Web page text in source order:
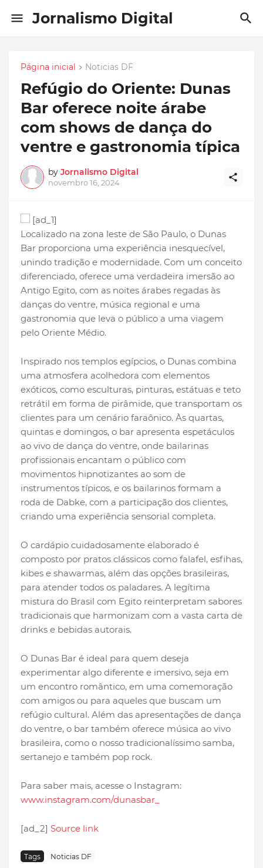
Jornalismo Digital
Página inicial Noticias DF
Refúgio do Oriente: Dunas
Bar oferece noite árabe
com shows de dança do
ventre e gastronomia típica
by Jornalismo Digital
novembro 16, 2024
[ad_1]
Localizado na zona leste de São Paulo, o Dunas
Bar proporciona uma experiência inesquecível,
unindo tradição e modernidade. Com um conceito
diferenciado, oferece uma verdadeira imersão ao
Antigo Egito, com as noites árabes regadas às
danças do ventre, música regional e uma
gastronomia que leva o público a uma viagem
pelo Oriente Médio.
Inspirado nos templos egípcios, o Dunas combina
uma atmosfera acolhedora com elementos
exóticos, como esculturas, pinturas, estátuas e teto
retrátil em forma de pirâmide, que transportam os
clientes para um cenário faraônico. Às quartas,
quintas e domingos, o bar apresenta espetáculos
ao vivo de dança do ventre, onde bailarinas
profissionais encantam o público com
movimentos hipnotizantes ao som de
instrumentos típicos, e os bailarinos formam a
roda de Dabke, com a participação dos clientes,
criando uma experiência sensorial completa.
O cardápio cuidadosamente elaborado é
composto por pratos clássicos como falafel, esfihas,
kibes e shawarmas, além das opções brasileiras,
para atender todos os paladares. A legítima
mistura do Brasil com Egito reinterpretam sabores
tradicionais que harmonizam com a vasta carta de
drinks e bebidas autorais.
O Dunas Bar é ideal para quem deseja
experimentar algo diferente e imersivo, seja em
um encontro romântico, em uma comemoração
com amigos ou para aqueles que buscam um
refúgio cultural. Além das apresentações de dança
do ventre, o bar também oferece música ao vivo
brasileira, como o nosso tradicionalíssimo samba,
sertanejo e também pop rock.
Para saber mais, acesse o Instagram:
www.instagram.com/dunasbar_
[ad_2] Source link
Tags Noticias DF